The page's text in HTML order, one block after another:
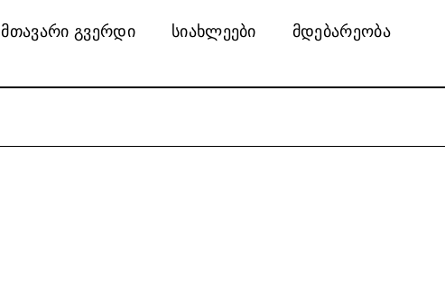
მთავარი გვერდი სიახლეები მდებარეობა